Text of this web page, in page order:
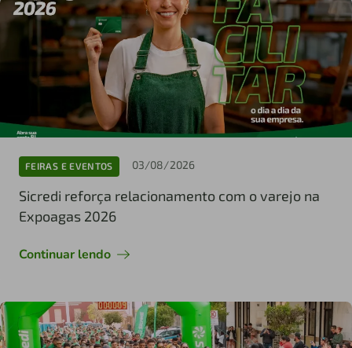
FEIRAS E EVENTOS 03/08/2026
Sicredi reforça relacionamento com o varejo na
Expoagas 2026
Continuar lendo